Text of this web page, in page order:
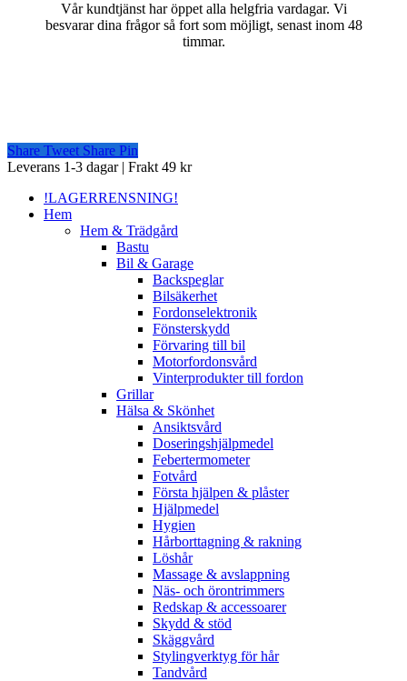
Vår kundtjänst har öppet alla helgfria vardagar. Vi
besvarar dina frågor så fort som möjligt, senast inom 48
timmar.
Share Tweet Share Pin
Close
Leverans 1-3 dagar | Frakt 49 kr
!LAGERRENSNING!
Hem
Hem & Trädgård
Bastu
Bil & Garage
Backspeglar
Bilsäkerhet
Fordonselektronik
Fönsterskydd
Förvaring till bil
Motorfordonsvård
Vinterprodukter till fordon
Grillar
Hälsa & Skönhet
Ansiktsvård
Doseringshjälpmedel
Febertermometer
Fotvård
Första hjälpen & plåster
Hjälpmedel
Hygien
Hårborttagning & rakning
Löshår
Massage & avslappning
Näs- och örontrimmers
Redskap & accessoarer
Skydd & stöd
Skäggvård
Stylingverktyg för hår
Tandvård